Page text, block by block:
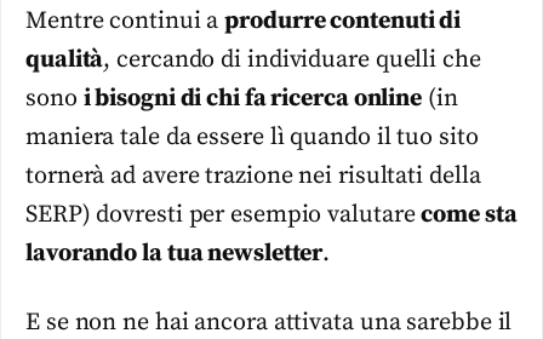
Mentre continui aprodurre contenuti di
qualità, cercando di individuare quelli che
sono i bisogni di chi fa ricerca online (in
maniera tale da essere lì quando il tuo sito
tornerà ad avere trazione nei risultati della
SERP) dovresti per esempio valutarecome sta
lavorando la tua newsletter.
E se non ne hai ancora attivata una sarebbe il